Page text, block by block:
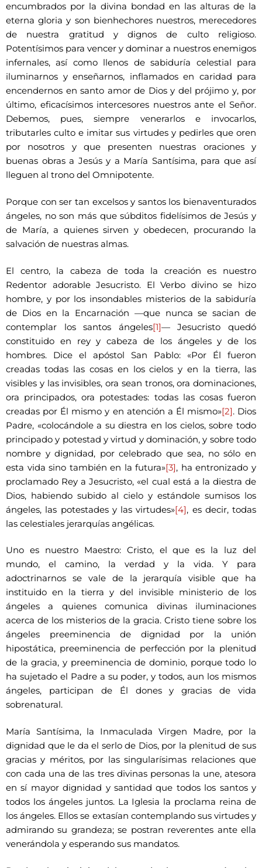
encumbrados por la divina bondad en las alturas de la
eterna gloria y son bienhechores nuestros, merecedores
de nuestra gratitud y dignos de culto religioso.
Potentísimos para vencer y dominar a nuestros enemigos
infernales, así como llenos de sabiduría celestial para
iluminarnos y enseñarnos, inflamados en caridad para
encendernos en santo amor de Dios y del prójimo y, por
último, eficacísimos intercesores nuestros ante el Señor.
Debemos, pues, siempre venerarlos e invocarlos,
tributarles culto e imitar sus virtudes y pedirles que oren
por nosotros y que presenten nuestras oraciones y
buenas obras a Jesús y a María Santísima, para que así
lleguen al trono del Omnipotente.
Porque con ser tan excelsos y santos los bienaventurados
ángeles, no son más que súbditos fidelísimos de Jesús y
de María, a quienes sirven y obedecen, procurando la
salvación de nuestras almas.
El centro, la cabeza de toda la creación es nuestro
Redentor adorable Jesucristo. El Verbo divino se hizo
hombre, y por los insondables misterios de la sabiduría
de Dios en la Encarnación —que nunca se sacian de
contemplar los santos ángeles[1]— Jesucristo quedó
constituido en rey y cabeza de los ángeles y de los
hombres. Dice el apóstol San Pablo: «Por Él fueron
creadas todas las cosas en los cielos y en la tierra, las
visibles y las invisibles, ora sean tronos, ora dominaciones,
ora principados, ora potestades: todas las cosas fueron
creadas por Él mismo y en atención a Él mismo»[2]. Dios
Padre, «colocándole a su diestra en los cielos, sobre todo
principado y potestad y virtud y dominación, y sobre todo
nombre y dignidad, por celebrado que sea, no sólo en
esta vida sino también en la futura»[3], ha entronizado y
proclamado Rey a Jesucristo, «el cual está a la diestra de
Dios, habiendo subido al cielo y estándole sumisos los
ángeles, las potestades y las virtudes»[4], es decir, todas
las celestiales jerarquías angélicas.
Uno es nuestro Maestro: Cristo, el que es la luz del
mundo, el camino, la verdad y la vida. Y para
adoctrinarnos se vale de la jerarquía visible que ha
instituido en la tierra y del invisible ministerio de los
ángeles a quienes comunica divinas iluminaciones
acerca de los misterios de la gracia. Cristo tiene sobre los
ángeles preeminencia de dignidad por la unión
hipostática, preeminencia de perfección por la plenitud
de la gracia, y preeminencia de dominio, porque todo lo
ha sujetado el Padre a su poder, y todos, aun los mismos
ángeles, participan de Él dones y gracias de vida
sobrenatural.
María Santísima, la Inmaculada Virgen Madre, por la
dignidad que le da el serlo de Dios, por la plenitud de sus
gracias y méritos, por las singularísimas relaciones que
con cada una de las tres divinas personas la une, atesora
en sí mayor dignidad y santidad que todos los santos y
todos los ángeles juntos. La Iglesia la proclama reina de
los ángeles. Ellos se extasían contemplando sus virtudes y
admirando su grandeza; se postran reverentes ante ella
venerándola y esperando sus mandatos.